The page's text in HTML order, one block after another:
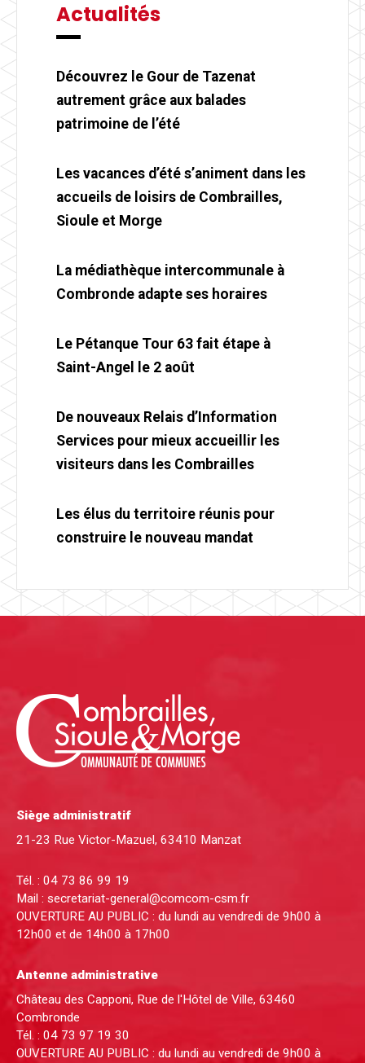
Actualités
Découvrez le Gour de Tazenat
autrement grâce aux balades
patrimoine de l’été
Les vacances d’été s’animent dans les
accueils de loisirs de Combrailles,
Sioule et Morge
La médiathèque intercommunale à
Combronde adapte ses horaires
Le Pétanque Tour 63 fait étape à
Saint-Angel le 2 août
De nouveaux Relais d’Information
Services pour mieux accueillir les
visiteurs dans les Combrailles
Les élus du territoire réunis pour
construire le nouveau mandat
Siège administratif
21-23 Rue Victor-Mazuel, 63410 Manzat
Tél. : 04 73 86 99 19
Mail : secretariat-general@comcom-csm.fr
OUVERTURE AU PUBLIC : du lundi au vendredi de 9h00 à
12h00 et de 14h00 à 17h00
Antenne administrative
Château des Capponi, Rue de l'Hôtel de Ville, 63460
Combronde
Tél. : 04 73 97 19 30
OUVERTURE AU PUBLIC : du lundi au vendredi de 9h00 à